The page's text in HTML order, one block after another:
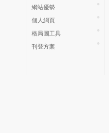
網站優勢
個人網頁
格局圖工具
刊登方案